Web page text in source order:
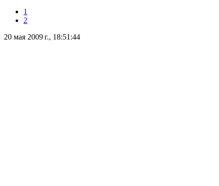
1
2
20 мая 2009 г., 18:51:44